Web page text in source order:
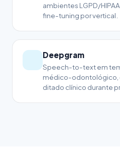
ambientes LGPD/
fine-tuning por vertical.
Deepgram
Speech-to-text em
médico-odontológico,
ditado clínico durante